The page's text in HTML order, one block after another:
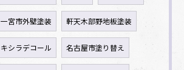
一宮市外壁塗装 軒天木部野地板塗装
キシラデコール 名古屋市塗り替え